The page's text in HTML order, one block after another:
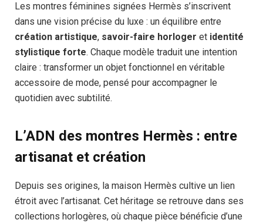
Les montres féminines signées Hermès s’inscrivent
dans une vision précise du luxe : un équilibre entre
création artistique, savoir-faire horloger et identité
stylistique forte. Chaque modèle traduit une intention
claire : transformer un objet fonctionnel en véritable
accessoire de mode, pensé pour accompagner le
quotidien avec subtilité.
L’ADN des montres Hermès : entre
artisanat et création
Depuis ses origines, la maison Hermès cultive un lien
étroit avec l’artisanat. Cet héritage se retrouve dans ses
collections horlogères, où chaque pièce bénéficie d’une